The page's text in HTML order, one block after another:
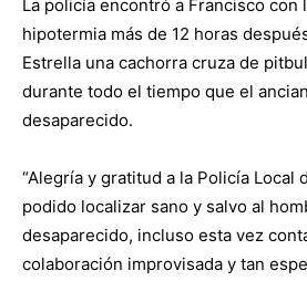
La policía encontró a Francisco con
hipotermia más de 12 horas
Estrella una cachorra cruza de
durante todo el tiempo que el
desaparecido.
“Alegría y gratitud a la Policía Local
podido localizar sano y salvo al
desaparecido, incluso esta vez
colaboración improvisada y tan